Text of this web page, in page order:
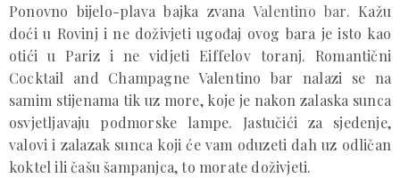
Ponovno bijelo-plava bajka zvana Valentino bar. Kažu
doći u Rovinj i ne doživjeti ugođaj ovog bara je isto kao
otići u Pariz i ne vidjeti Eiffelov toranj. Romantični
Cocktail and Champagne Valentino bar nalazi se na
samim stijenama tik uz more, koje je nakon zalaska sunca
osvjetljavaju podmorske lampe. Jastučići za sjedenje,
valovi i zalazak sunca koji će vam oduzeti dah uz odličan
koktel ili čašu šampanjca, to morate doživjeti.